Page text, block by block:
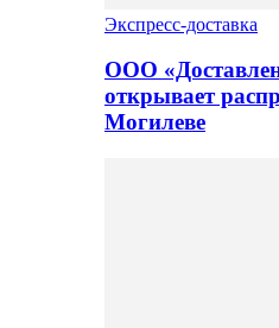
Экспресс-доставка
ООО
открывает
Могилеве